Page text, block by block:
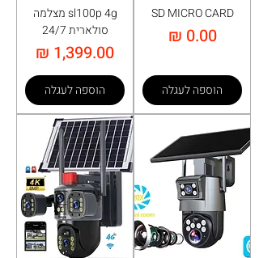
SD MICRO CARD
מחיר‏0.00 ‏₪
הוספה לעגלה
sl100p 4g מצלמה
סולארית 24/7
מחיר
הוספה לעגלה